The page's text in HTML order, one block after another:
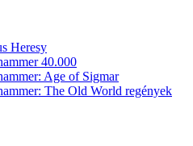
Heresy
40.000
Age of Sigmar
The Old World regények